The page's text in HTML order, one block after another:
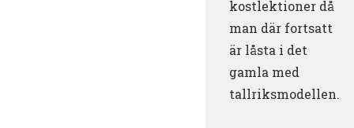
kostlektioner då
man där fortsatt
är låsta i det
gamla med
tallriksmodellen.